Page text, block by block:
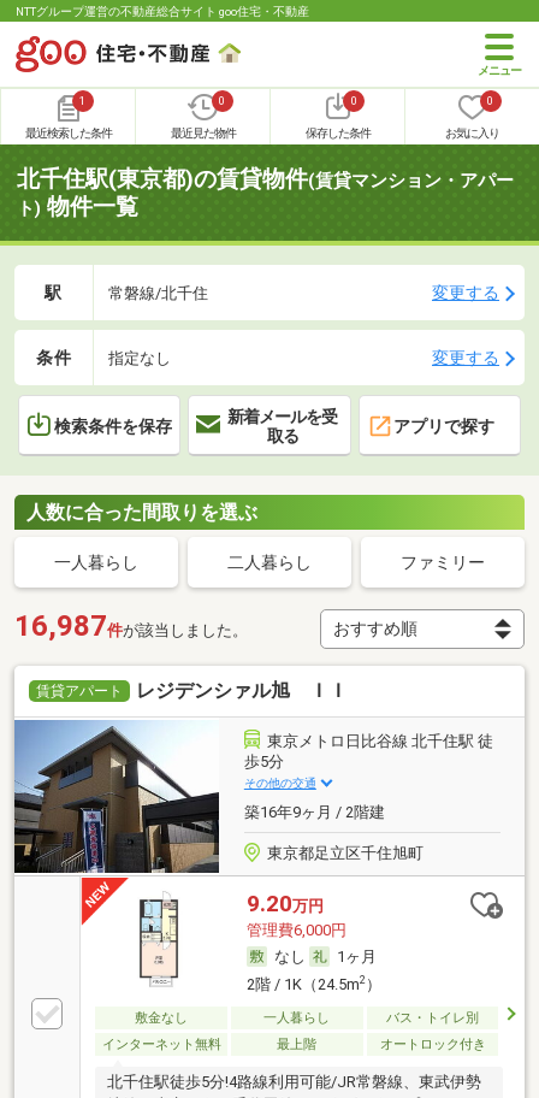
NTTグループ運営の不動産総合サイト goo住宅・不動産
1
最近検索した条件
0
最近見た物件
0
保存した条件
0
お気に入り
北千住駅(東京都)の賃貸物件(賃貸マンション・アパー
ト) 物件一覧
駅 常磐線/北千住 変更する
条件 指定なし 変更する
検索条件を保存
新着メールを受
取る
アプリで探す
人数に合った間取りを選ぶ
一人暮らし 二人暮らし ファミリー
16,987件が該当しました。
賃貸アパート レジデンシァル旭 ＩＩ
東京メトロ日比谷線 北千住駅 徒
歩5分
その他の交通
築16年9ヶ月 / 2階建
東京都足立区千住旭町
9.20万円
管理費6,000円
なし
1ヶ月
2階 / 1K（24.5m2）
敷金なし 一人暮らし
バス・トイレ別
インターネット無料
最上階 オートロック付き
北千住駅徒歩5分!4路線利用可能/JR常磐線、東武伊勢